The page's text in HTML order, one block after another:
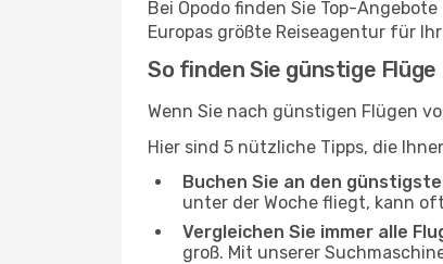
Bei Opodo finden Sie Top-
Europas größte Reiseagentur für
So finden Sie günstige Flüge
Wenn Sie nach günstigen Flügen
Hier sind 5 nützliche Tipps, die
Buchen Sie an den
unter der Woche fliegt, kann
Vergleichen Sie immer alle
groß. Mit unserer